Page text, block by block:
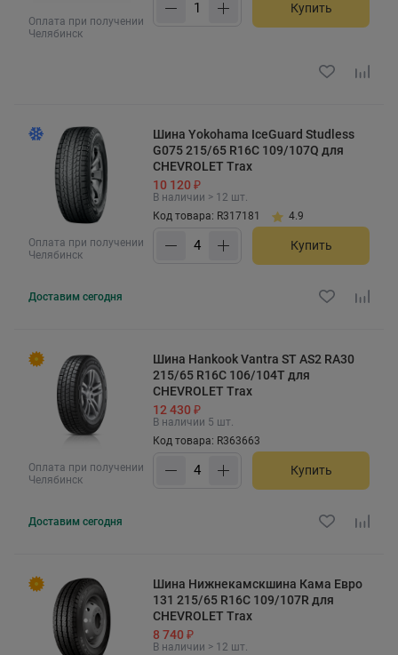
Оплата при получении
Челябинск
Купить
Оплата при получении
Челябинск
Шина Yokohama IceGuard Studless
G075 215/65 R16C 109/107Q для
CHEVROLET Trax
10 120 ₽
В наличии > 12 шт.
Код товара: R317181
4.9
Купить
Доставим сегодня
Оплата при получении
Челябинск
Шина Hankook Vantra ST AS2 RA30
215/65 R16C 106/104T для
CHEVROLET Trax
12 430 ₽
В наличии 5 шт.
Код товара: R363663
Купить
Доставим сегодня
Шина Нижнекамскшина Кама Евро
131 215/65 R16C 109/107R для
CHEVROLET Trax
8 740 ₽
В наличии > 12 шт.